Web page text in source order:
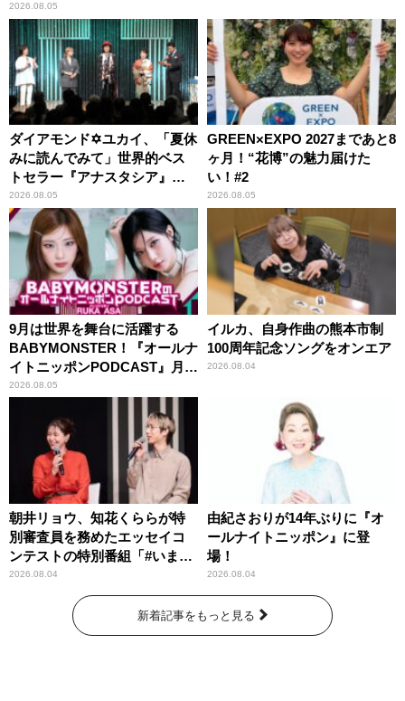
2026.08.05
ダイアモンド✡ユカイ、「夏休
みに読んでみて」世界的ベス
トセラー『アナスタシア』を
紹介
2026.08.05
GREEN×EXPO 2027まであと8
ヶ月！“花博”の魅力届けた
い！#2
2026.08.05
9月は世界を舞台に活躍する
BABYMONSTER！『オールナ
イトニッポンPODCAST』月替
わりパーソナリティ
2026.08.05
イルカ、自身作曲の熊本市制
100周年記念ソングをオンエア
2026.08.04
朝井リョウ、知花くららが特
別審査員を務めたエッセイコ
ンテストの特別番組「#いまあ
なたに伝えたいこと」
2026.08.04
由紀さおりが14年ぶりに『オ
ールナイトニッポン』に登
場！
2026.08.04
新着記事をもっと見る